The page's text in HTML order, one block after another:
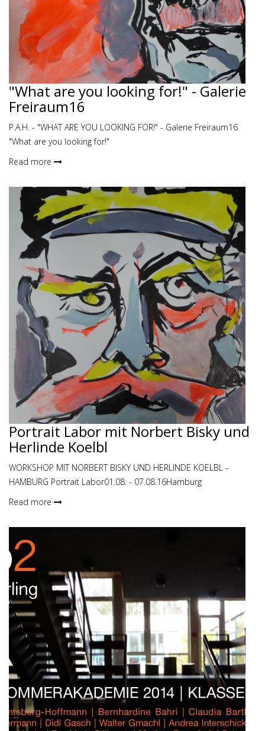
"What are you looking for!" - Galerie
Freiraum16
P.A.H. - "WHAT ARE YOU LOOKING FOR!" - Galerie Freiraum16
"What are you looking for!"
Read more
Portrait Labor mit Norbert Bisky und
Herlinde Koelbl
WORKSHOP MIT NORBERT BISKY UND HERLINDE KOELBL -
HAMBURG Portrait Labor01.08. - 07.08.16Hamburg
Read more